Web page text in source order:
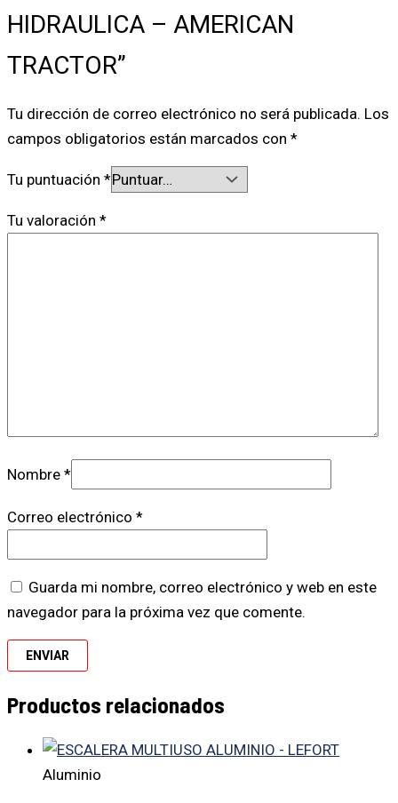
HIDRAULICA – AMERICAN
TRACTOR”
Tu dirección de correo electrónico no será publicada. Los
campos obligatorios están marcados con *
Tu puntuación *
Tu valoración *
Nombre *
Correo electrónico *
Guarda mi nombre, correo electrónico y web en este
navegador para la próxima vez que comente.
Productos relacionados
Aluminio